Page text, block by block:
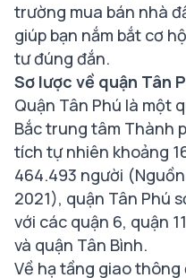
trường mua bán nhà
giúp bạn nắm bắt cơ
tư đúng đắn.
Sơ lược về quận Tân
Quận Tân Phú là một
Bắc trung tâm Thành
tích tự nhiên khoảng
464.493 người
2021), quận Tân Phú
với các quận 6, quận
và quận Tân Bình.
Về hạ tầng giao